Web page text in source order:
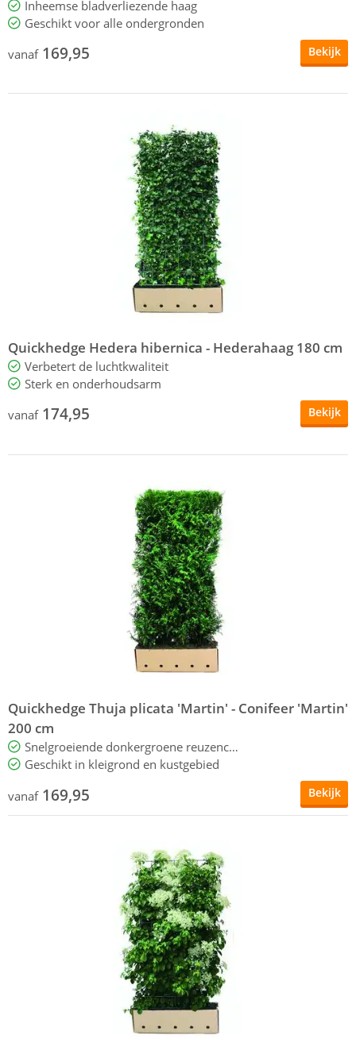
Inheemse bladverliezende haag
Geschikt voor alle ondergronden
vanaf 169,95 Bekijk
Quickhedge Hedera hibernica - Hederahaag 180 cm
Verbetert de luchtkwaliteit
Sterk en onderhoudsarm
vanaf 174,95 Bekijk
Quickhedge Thuja plicata 'Martin' - Conifeer 'Martin'
200 cm
Snelgroeiende donkergroene reuzenconifeer
Geschikt in kleigrond en kustgebied
vanaf 169,95 Bekijk